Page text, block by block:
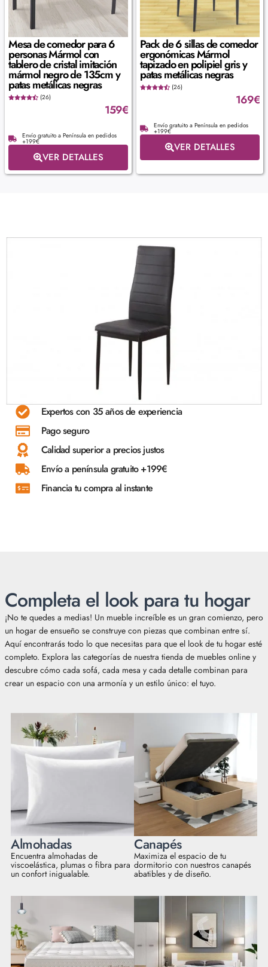
Mesa de comedor para 6
personas Mármol con
tablero de cristal imitación
mármol negro de 135cm y
patas metálicas negras
(26)
159€
Envío gratuito a Península en pedidos
+199€
VER DETALLES
Pack de 6 sillas de comedor
ergonómicas Mármol
tapizado en polipiel gris y
patas metálicas negras
(26)
169€
Envío gratuito a Península en pedidos
+199€
VER DETALLES
Expertos con 35 años de experiencia
Pago seguro
Calidad superior a precios justos
Envío a península gratuito +199€
Financia tu compra al instante
Completa el look para tu hogar
¡No te quedes a medias! Un mueble increíble es un gran comienzo, pero
un hogar de ensueño se construye con piezas que combinan entre sí.
Aquí encontrarás todo lo que necesitas para que el look de tu hogar esté
completo. Explora las categorías de nuestra tienda de muebles online y
descubre cómo cada sofá, cada mesa y cada detalle combinan para
crear un espacio con una armonía y un estilo único: el tuyo.
Almohadas
Encuentra almohadas de
viscoelástica, plumas o fibra para
un confort inigualable.
Canapés
Maximiza el espacio de tu
dormitorio con nuestros canapés
abatibles y de diseño.